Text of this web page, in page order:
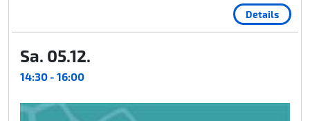
Details
Sa. 05.12.
14:30 - 16:00